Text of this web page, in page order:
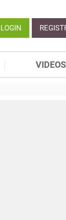
LOGIN
VIDEOS